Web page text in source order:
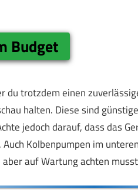
Budget
du trotzdem einen
halten. Diese sind
jedoch darauf, dass das
Kolbenpumpen im
auf Wartung achten